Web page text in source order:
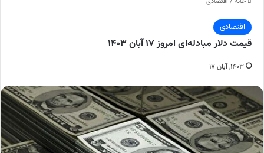
اقتصادی
قیمت دلار مبادله‌ای امروز ۱۷ آبان ۱۴۰۳
۱۴۰۳, آبان ۱۷